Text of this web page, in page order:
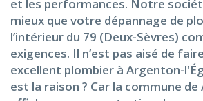
et les performances. Notre
mieux que votre dépannage de
l’intérieur du 79 (Deux-Sèvres)
exigences. Il n’est pas aisé de
excellent plombier à Argenton-
est la raison ? Car la commune